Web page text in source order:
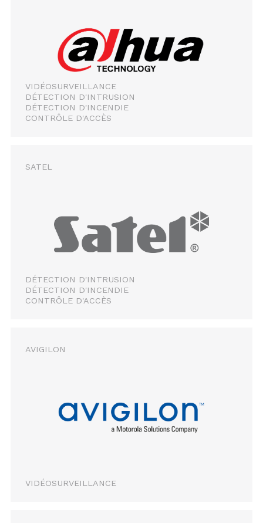
VIDÉOSURVEILLANCE
DÉTECTION D'INTRUSION
DÉTECTION D'INCENDIE
CONTRÔLE D'ACCÈS
SATEL
DÉTECTION D'INTRUSION
DÉTECTION D'INCENDIE
CONTRÔLE D'ACCÈS
AVIGILON
VIDÉOSURVEILLANCE